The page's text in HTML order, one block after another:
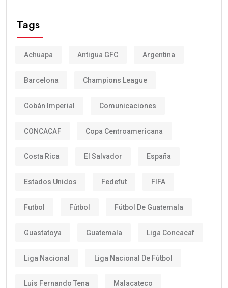
Tags
Achuapa Antigua GFC Argentina
Barcelona Champions League
Cobán Imperial Comunicaciones
CONCACAF Copa Centroamericana
Costa Rica El Salvador España
Estados Unidos Fedefut FIFA
Futbol Fútbol Fútbol De Guatemala
Guastatoya Guatemala Liga Concacaf
Liga Nacional Liga Nacional De Fútbol
Luis Fernando Tena Malacateco